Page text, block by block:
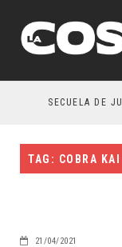
SECUELA DE
TAG: COBRA KAI
21/04/2021